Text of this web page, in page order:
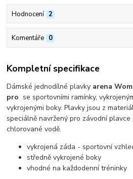
Hodnocení 2
Komentáře 0
Kompletní specifikace
Dámské jednodílné plavky arena
pro se sportovními ramínky,
vykrojenými boky. Plavky jsou z
speciálně navržený pro závodní
chlorované vodě.
vykrojená záda - sportovní
středně vykrojené boky
vhodné na každodenní tréninky